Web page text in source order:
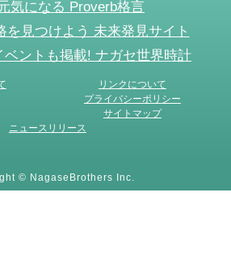
気になる Proverb格言
を見つけよう 未来発見サイト
ベントも掲載! ナガセ世界時計
リンクについて
プライバシーポリシー
サイトマップ
ニュースリリース
© NagaseBrothers Inc.